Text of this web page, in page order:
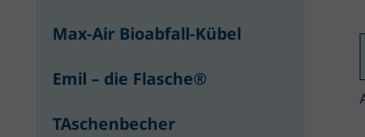
Max-Air Bioabfall-Kübel
Emil – die Flasche®
TAschenbecher